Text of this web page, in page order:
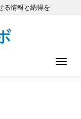
る情報と納得を
ナビ